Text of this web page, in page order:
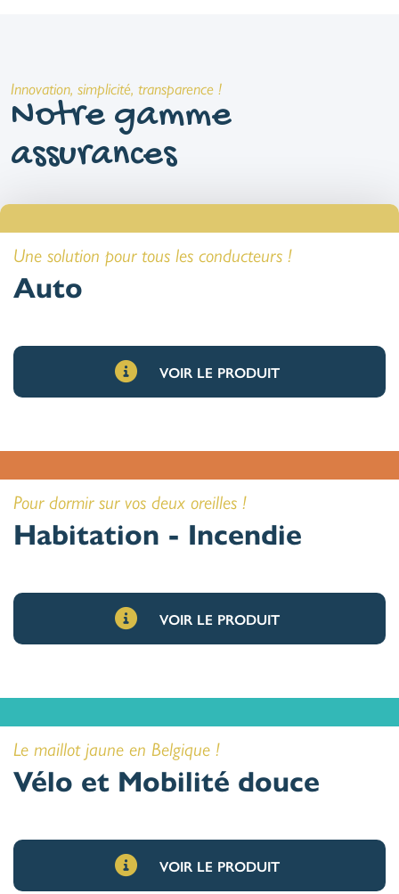
Innovation, simplicité, transparence !
Notre gamme
assurances
Une solution pour tous les conducteurs !
Auto
VOIR LE PRODUIT
Pour dormir sur vos deux oreilles !
Habitation - Incendie
VOIR LE PRODUIT
Le maillot jaune en Belgique !
Vélo et Mobilité douce
VOIR LE PRODUIT